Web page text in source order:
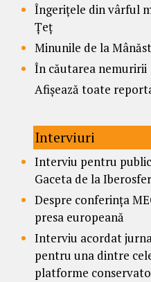
Îngerițele din vârful
Țeț
Minunile de la
În căutarea nemuririi
Afișează toate
Interviuri
Interviu pentru
Gaceta de la
Despre conferința
presa europeană
Interviu acordat
pentru una dintre
platforme